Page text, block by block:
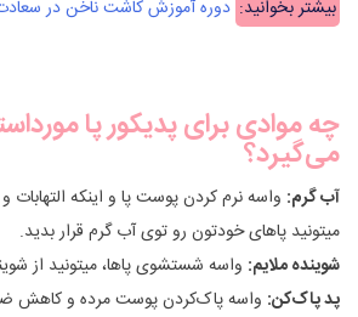
بیشتر بخوانید: دوره آموزش کاشت ناخن در سعادت
چه موادی برای پدیکور پا
می‌گیرد؟
آب گرم: واسه نرم کردن پوست پا و اینکه التهابات
میتونید پاهای خودتون رو توی آب گرم قرار بدید.
شوینده ملایم: واسه شستشوی پاها، میتونید از
پد پاک‌کن: واسه پاک‌کردن پوست مرده و کاهش